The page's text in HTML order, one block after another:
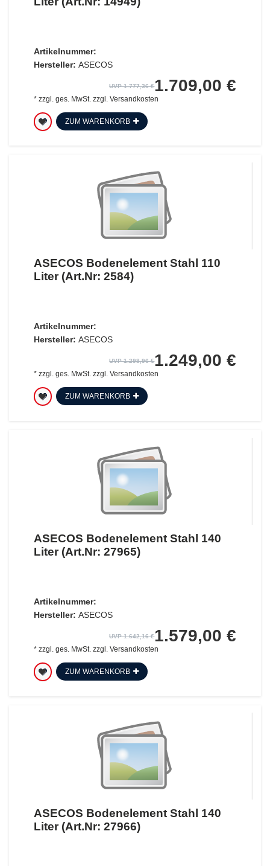
Artikelnummer:
Hersteller: ASECOS
UVP 1.777,36 €1.709,00 €
* zzgl. ges. MwSt. zzgl. Versandkosten
ZUM WARENKORB
ASECOS Bodenelement Stahl 110
Liter (Art.Nr: 2584)
Artikelnummer:
Hersteller: ASECOS
UVP 1.298,96 €1.249,00 €
* zzgl. ges. MwSt.zzgl. Versandkosten
ZUM WARENKORB
ASECOS Bodenelement Stahl 140
Liter (Art.Nr: 27965)
Artikelnummer:
Hersteller: ASECOS
UVP 1.642,16 €1.579,00 €
* zzgl. ges. MwSt. zzgl. Versandkosten
ZUM WARENKORB
ASECOS Bodenelement Stahl 140
Liter (Art.Nr: 27966)